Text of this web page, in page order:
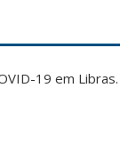
19 em Libras.